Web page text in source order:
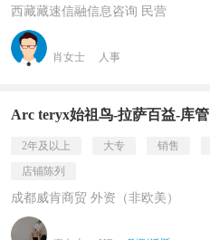
西藏藏速信融信息咨询 民营
肖女士 人事
Arc teryx始祖鸟-拉萨百益-库管
2年及以上 大专 销售
店铺陈列
成都威肯商贸 外资（非欧美）